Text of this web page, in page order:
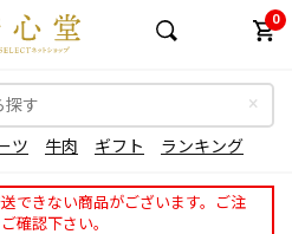
0
ツ 牛肉 ギフト ランキング
できない商品がございます。ご注
確認下さい。